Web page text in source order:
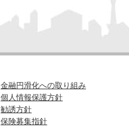
金融円滑化への取り組み
個人情報保護方針
勧誘方針
保険募集指針